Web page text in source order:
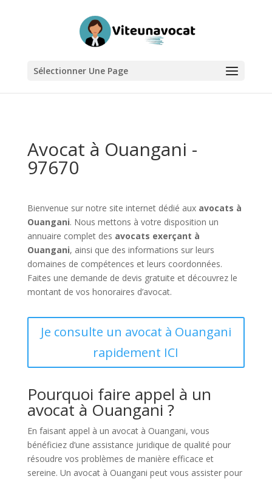
Sélectionner Une Page
Avocat à Ouangani -
97670
Bienvenue sur notre site internet dédié aux avocats à
Ouangani. Nous mettons à votre disposition un
annuaire complet des avocats exerçant à
Ouangani, ainsi que des informations sur leurs
domaines de compétences et leurs coordonnées.
Faites une demande de devis gratuite et découvrez le
montant de vos honoraires d’avocat.
Je consulte un avocat à Ouangani
rapidement ICI
Pourquoi faire appel à un
avocat à Ouangani ?
En faisant appel à un avocat à Ouangani, vous
bénéficiez d’une assistance juridique de qualité pour
résoudre vos problèmes de manière efficace et
sereine. Un avocat à Ouangani peut vous assister pour